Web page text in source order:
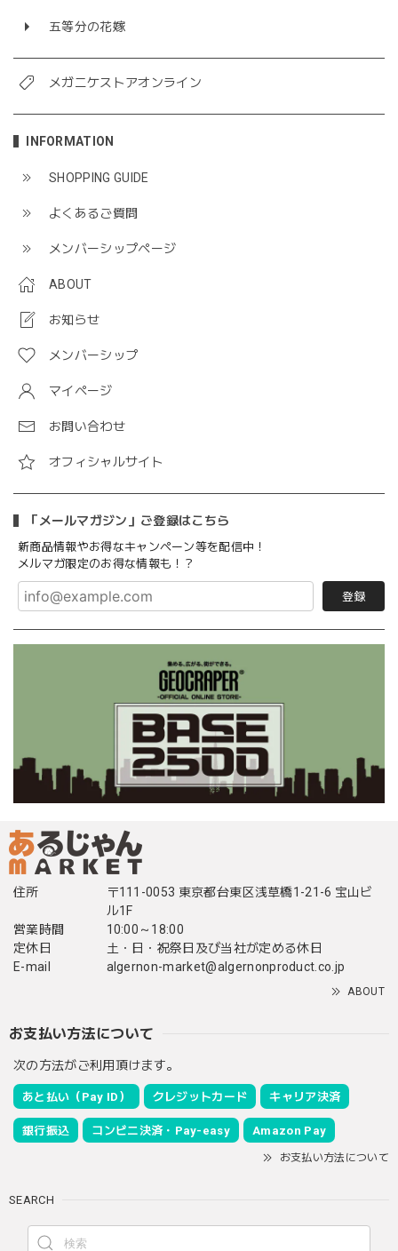
五等分の花嫁
メガニケストアオンライン
INFORMATION
SHOPPING GUIDE
よくあるご質問
メンバーシップページ
ABOUT
お知らせ
メンバーシップ
マイページ
お問い合わせ
オフィシャルサイト
「メールマガジン」ご登録はこちら
新商品情報やお得なキャンペーン等を配信中！
メルマガ限定のお得な情報も！？
登録
住所
〒111-0053 東京都台東区浅草橋1-21-6 宝山ビ
ル1F
営業時間
10:00～18:00
定休日
土・日・祝祭日及び当社が定める休日
E-mail
algernon-market@algernonproduct.co.jp
ABOUT
お支払い方法について
次の方法がご利用頂けます。
あと払い（Pay ID） クレジットカード キャリア決済
銀行振込 コンビニ決済・Pay-easy Amazon Pay
お支払い方法について
SEARCH